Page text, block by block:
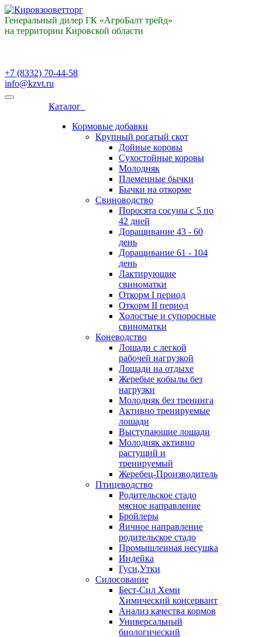
Генеральный дилер ГК «АгроБалт трейд»
на территории Кировской области
+7 (8332) 70-44-58
info@kzvt.ru
Каталог
Кормовые добавки
Крупный рогатый скот
Дойные коровы
Сухостойные коровы
Молодняк
Племенные бычки
Бычки на откорме
Свиноводство
Поросята сосуны с 5 по
42 дней
Доращивание 43 - 60
день
Доращивание 61 - 104
день
Лактирующие
свиноматки
Откорм I период
Откорм II период
Холостые и супоросные
свиноматки
Коневодство
Лошади с легкой
рабочей нагрузкой
Лошади на отдыхе
Жеребые кобылы без
нагрузки
Молодняк без тренинга
Активно тренируемые
лошади
Выступающие лошади
Молодняк активно
растущий и
тренируемый
Жеребец-Производитель
Птицеводство
Родительское стадо
мясное направление
Бройлеры
Яичное направление
родительское стадо
Промышленная несушка
Индейка
Гуси,Утки
Силосование
Бест-Сил Хеми
Химический консервант
Анализ качества кормов
Универсальный
биологический